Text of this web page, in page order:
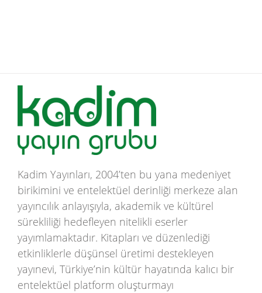
Kadim Yayınları, 2004’ten bu yana medeniyet
birikimini ve entelektüel derinliği merkeze alan
yayıncılık anlayışıyla, akademik ve kültürel
sürekliliği hedefleyen nitelikli eserler
yayımlamaktadır. Kitapları ve düzenlediği
etkinliklerle düşünsel üretimi destekleyen
yayınevi, Türkiye’nin kültür hayatında kalıcı bir
entelektüel platform oluşturmayı